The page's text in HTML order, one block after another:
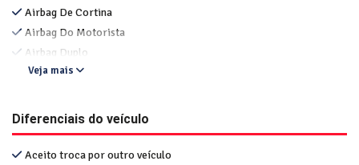
Airbag De Cortina
Airbag Do Motorista
Airbag Duplo
Veja mais
Diferenciais do veículo
Aceito troca por outro veículo